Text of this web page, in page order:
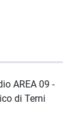
AREA 09 -
di Terni